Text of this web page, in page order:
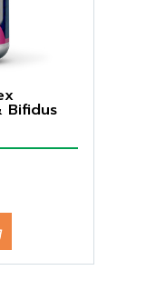
Bifidus